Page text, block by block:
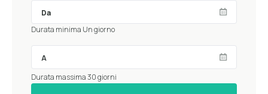
Durata minima Un giorno
Durata massima 30 giorni